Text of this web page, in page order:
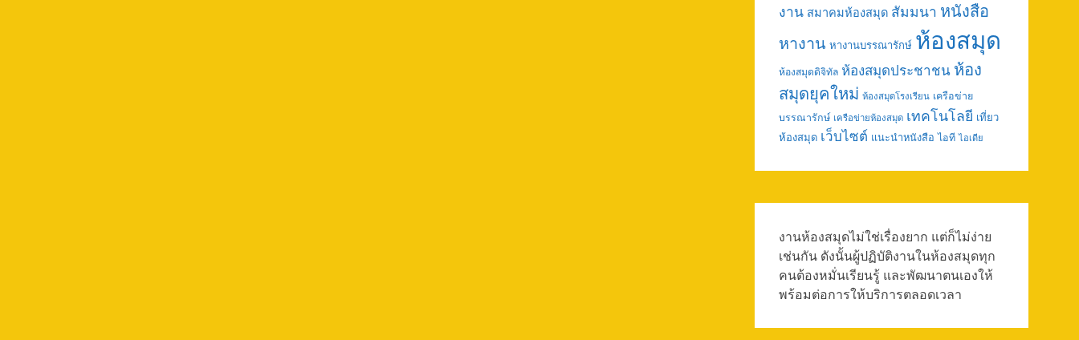
งาน สมาคมห้องสมุด สัมมนา หนังสือ
หางาน หางานบรรณารักษ์ ห้องสมุด
ห้องสมุดดิจิทัล ห้องสมุดประชาชน ห้อง
สมุดยุคใหม่ ห้องสมุดโรงเรียน เครือข่าย
บรรณารักษ์ เครือข่ายห้องสมุด เทคโนโลยี เที่ยว
ห้องสมุด เว็บไซต์ แนะนำหนังสือ ไอที ไอเดีย
งานห้องสมุดไม่ใช่เรื่องยาก แต่ก็ไม่ง่าย
เช่นกัน ดังนั้นผู้ปฏิบัติงานในห้องสมุดทุก
คนต้องหมั่นเรียนรู้ และพัฒนาตนเองให้
พร้อมต่อการให้บริการตลอดเวลา